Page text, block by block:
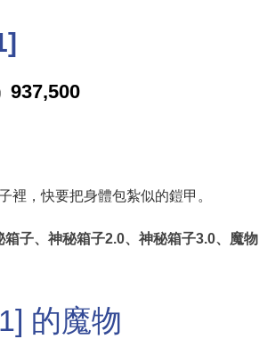
937,500
裡，快要把身體包紮似的鎧甲。
子、神秘箱子2.0、神秘箱子3.0、魔物
的魔物